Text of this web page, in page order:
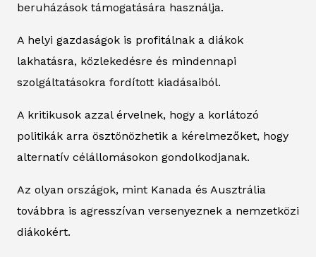
beruházások támogatására használja.
A helyi gazdaságok is profitálnak a diákok
lakhatásra, közlekedésre és mindennapi
szolgáltatásokra fordított kiadásaiból.
A kritikusok azzal érvelnek, hogy a korlátozó
politikák arra ösztönözhetik a kérelmezőket, hogy
alternatív célállomásokon gondolkodjanak.
Az olyan országok, mint Kanada és Ausztrália
továbbra is agresszívan versenyeznek a nemzetközi
diákokért.